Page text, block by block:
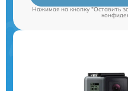
Нажимая на кнопку "Оставить